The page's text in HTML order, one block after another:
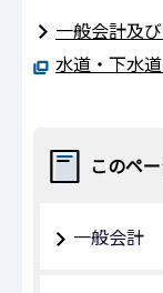
一般会計及
水道・下水
このペ
一般会計